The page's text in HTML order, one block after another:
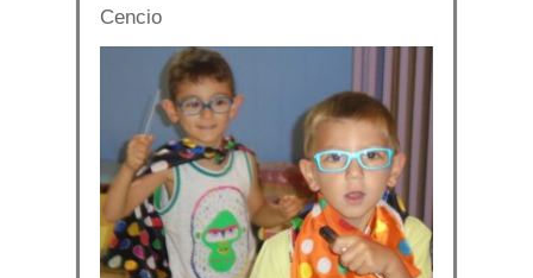
Cencio